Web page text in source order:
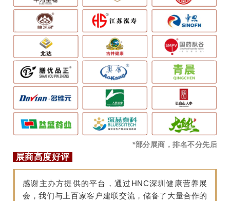
*部分展商，排名不分先后
展商高度好评
感谢主办方提供的平台，通过HNC深圳健康营养展
会，我们与上百家客户建联交流，储备了大量合作的